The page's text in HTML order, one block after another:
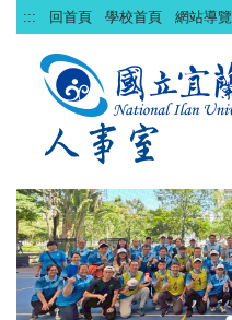
跳
到
::: 回首頁 學校首頁 網站導覽